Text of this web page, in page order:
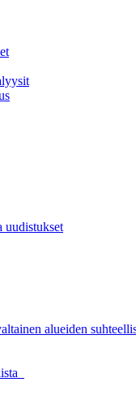
uudistukset
alueiden